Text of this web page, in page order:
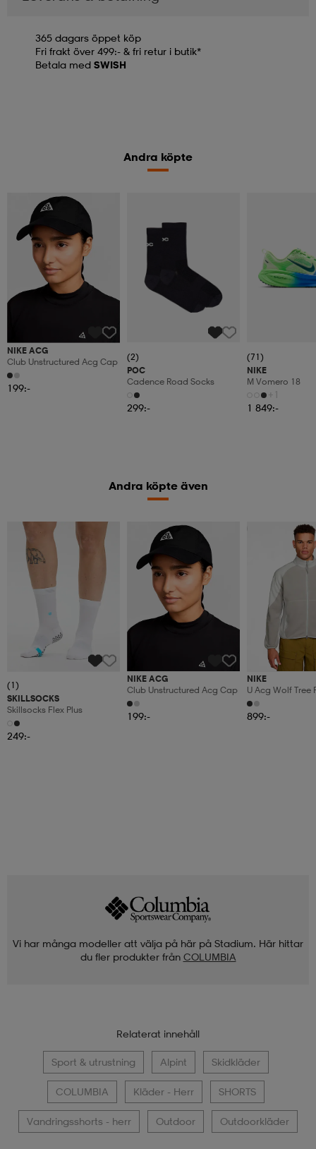
365 dagars öppet köp
Fri frakt över 499:- & fri retur i butik*
Betala med SWISH
Andra köpte
NIKE ACG
Club Unstructured Acg Cap
199:-
(2)
POC
Cadence Road Socks
299:-
(71)
NIKE
M Vomero 18
+1
1 849:-
Andra köpte även
(1)
SKILLSOCKS
Skillsocks Flex Plus
249:-
NIKE ACG
Club Unstructured Acg Cap
199:-
Kampanj -25%
NIKE
U Acg Wolf Tree
899:-
Vi har många modeller att välja på här på Stadium. Här hittar
du fler produkter från COLUMBIA
Relaterat innehåll
Sport & utrustning Alpint Skidkläder
COLUMBIA Kläder - Herr SHORTS
Vandringsshorts - herr Outdoor Outdoorkläder